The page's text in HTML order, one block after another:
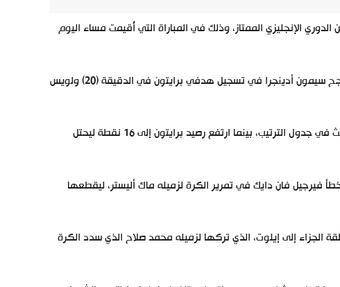
التعادل 2-2 في الجولة الثامنة من الدوري الإنجليزي الممتاز، وذلك في المباراة التي أُقيمت مساء اليوم
سجل محمد صلاح هدفي لفريق ليفربول في الدقائق (40 و 45)، بينما نجح سيمون أدينجرا في تسجيل هدفي برايتون في الدقيقة (20) ولويس
بهذه النتيجة، رفع فريق ليفربول رصيده إلى 17 نقطة محتلاً المركز الثالث في جدول الترتيب، بينما ارتفع رصيد برايتون إلى 16 نقطة ليحتل
برايتون هدف التقدم في الدقيقة 20، بعد أن أخطأ فيرجيل فان دايك في تمرير الكرة لزميله ماك أليستر، ليقطعها
نونيز كرة داخل منطقة الجزاء إلى إيلوت، الذي تركها لزميله محمد صلاح الذي سدد الكرة